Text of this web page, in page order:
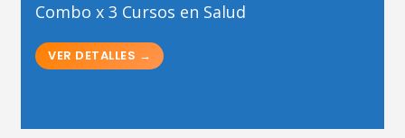
Combo x 3 Cursos en Salud